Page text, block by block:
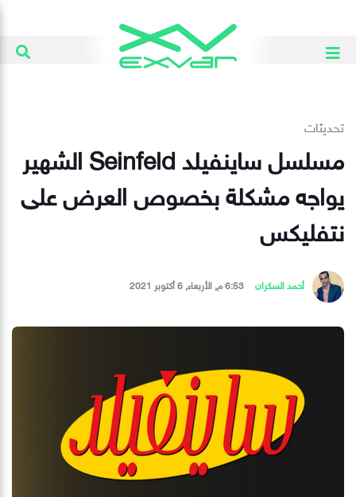
تحديثات
مسلسل ساينفيلد Seinfeld الشهير
يواجه مشكلة بخصوص العرض على
نتفليكس
أحمد السكران 6:53 م, الأربعاء, 6 أكتوبر 2021